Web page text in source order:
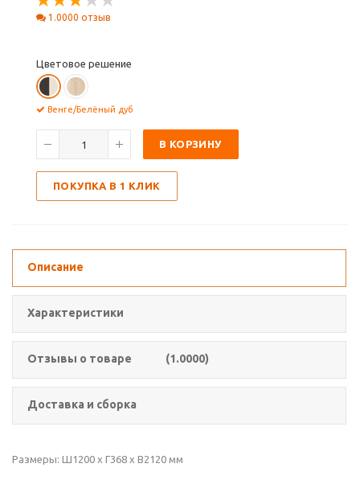
1.0000 отзыв
Цветовое решение
Венге/Белёный дуб
В КОРЗИНУ
ПОКУПКА В 1 КЛИК
Описание
Характеристики
Отзывы о товаре (1.0000)
Доставка и сборка
Размеры: Ш1200 х Г368 х В2120 мм